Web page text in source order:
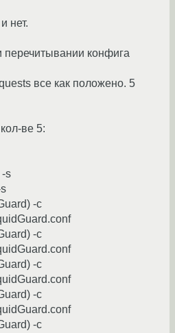
нет.
перечитывании конфига
все как положено. 5
ве 5:
-s
-c
-c
-c
-c
-c